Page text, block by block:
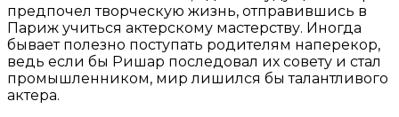
предпочел творческую жизнь, отправившись в
Париж учиться актерскому мастерству. Иногда
бывает полезно поступать родителям наперекор,
ведь если бы Ришар последовал их совету и стал
промышленником, мир лишился бы талантливого
актера.